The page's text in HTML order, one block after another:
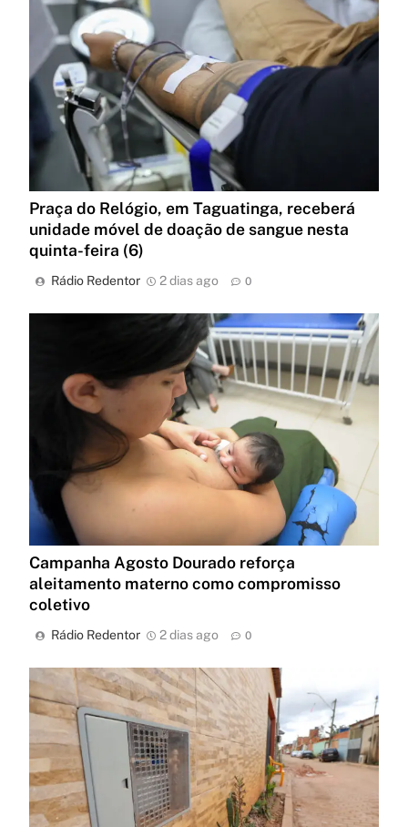
Praça do Relógio, em Taguatinga, receberá
unidade móvel de doação de sangue nesta
quinta-feira (6)
Rádio Redentor 2 dias ago 0
Campanha Agosto Dourado reforça
aleitamento materno como compromisso
coletivo
Rádio Redentor 2 dias ago 0